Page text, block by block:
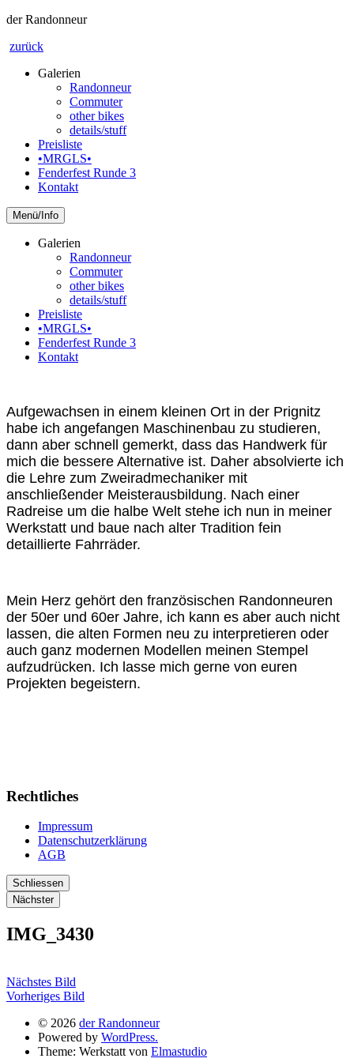
der Randonneur
zurück
Galerien
Randonneur
Commuter
other bikes
details/stuff
Preisliste
•MRGLS•
Fenderfest Runde 3
Kontakt
Info
Galerien
Randonneur
Commuter
other bikes
details/stuff
Preisliste
•MRGLS•
Fenderfest Runde 3
Kontakt
Aufgewachsen in einem kleinen Ort in der Prignitz
habe ich angefangen Maschinenbau zu studieren,
dann aber schnell gemerkt, dass das Handwerk für
mich die bessere Alternative ist. Daher absolvierte ich
die Lehre zum Zweiradmechaniker mit
anschließender Meisterausbildung. Nach einer
Radreise um die halbe Welt stehe ich nun in meiner
Werkstatt und baue nach alter Tradition fein
detaillierte Fahrräder.
Mein Herz gehört den französischen Randonneuren
der 50er und 60er Jahre, ich kann es aber auch nicht
lassen, die alten Formen neu zu interpretieren oder
auch ganz modernen Modellen meinen Stempel
aufzudrücken. Ich lasse mich gerne von euren
Projekten begeistern.
Rechtliches
Impressum
Datenschutzerklärung
AGB
Schliessen
Nächster
IMG_3430
Nächstes Bild
Vorheriges Bild
© 2026 der Randonneur
Powered by WordPress.
Theme: Werkstatt von Elmastudio